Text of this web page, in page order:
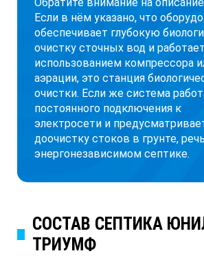
Если в нём указано, что
обеспечивает глубокую
очистку сточных вод и
использованием компрессора
аэрации, это станция
очистки. Если же система
постоянного подключения к
электросети и
доочистку стоков в грунте,
энергонезависимом септике.
СОСТАВ СЕПТИКА
ТРИУМФ